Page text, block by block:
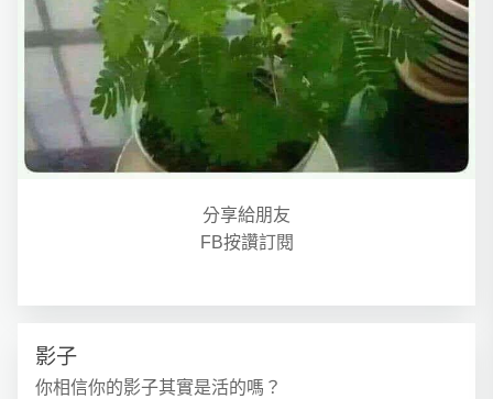
分享給朋友
FB按讚訂閱
影子
你相信你的影子其實是活的嗎？